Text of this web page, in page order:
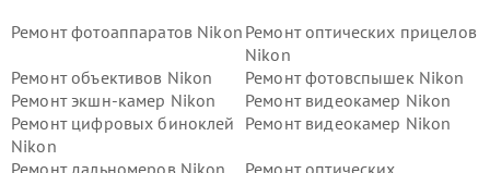
Ремонт фотоаппаратов Nikon Ремонт оптических прицелов
Nikon
Ремонт объективов Nikon
Ремонт фотовспышек Nikon
Ремонт экшн-камер Nikon
Ремонт видеокамер Nikon
Ремонт цифровых биноклей
Nikon
Ремонт видеокамер Nikon
Ремонт дальномеров Nikon
Ремонт оптических